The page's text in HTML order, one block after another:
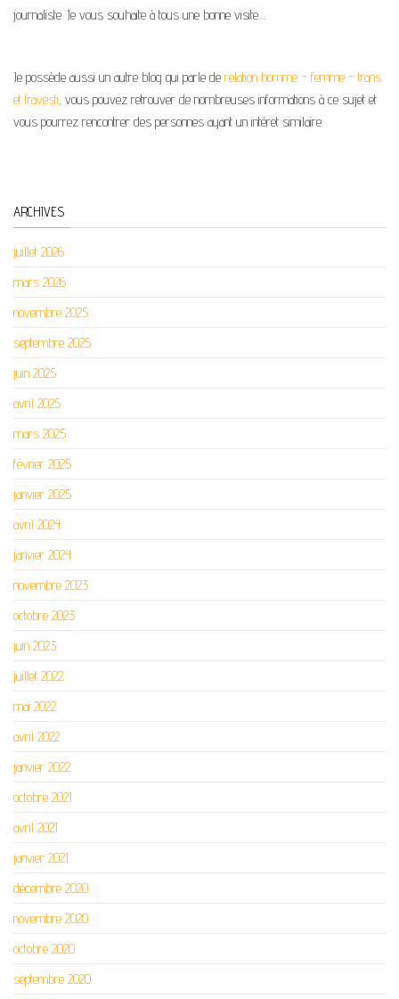
journaliste. Je vous souhaite à tous une bonne visite…
Je possède aussi un autre blog qui parle de relation homme – femme – trans
et travesti, vous pouvez retrouver de nombreuses informations à ce sujet et
vous pourrez rencontrer des personnes ayant un intéret similaire.
ARCHIVES
juillet 2026
mars 2026
novembre 2025
septembre 2025
juin 2025
avril 2025
mars 2025
février 2025
janvier 2025
avril 2024
janvier 2024
novembre 2023
octobre 2023
juin 2023
juillet 2022
mai 2022
avril 2022
janvier 2022
octobre 2021
avril 2021
janvier 2021
décembre 2020
novembre 2020
octobre 2020
septembre 2020